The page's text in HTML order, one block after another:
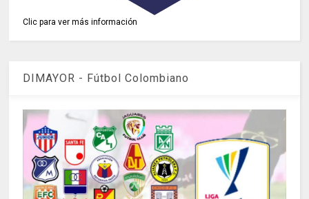
Clic para ver más información
DIMAYOR - Fútbol Colombiano